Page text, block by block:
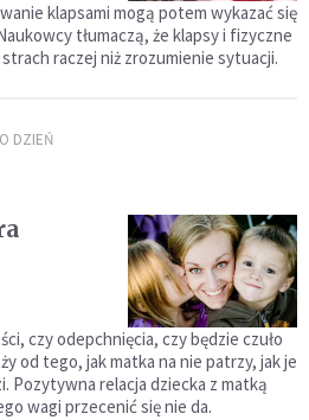
klapsami mogą potem wykazać się
tłumaczą, że klapsy i fizyczne
raczej niż zrozumienie sytuacji.
DZIEŃ
czy odepchnięcia, czy będzie czuło
od tego, jak matka na nie patrzy, jak je
Pozytywna relacja dziecka z matką
wagi przecenić się nie da.